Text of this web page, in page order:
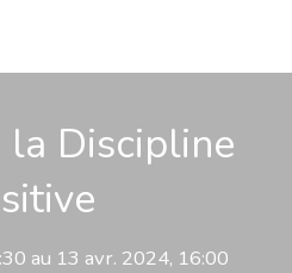
la Discipline
au 13 avr. 2024, 16:00